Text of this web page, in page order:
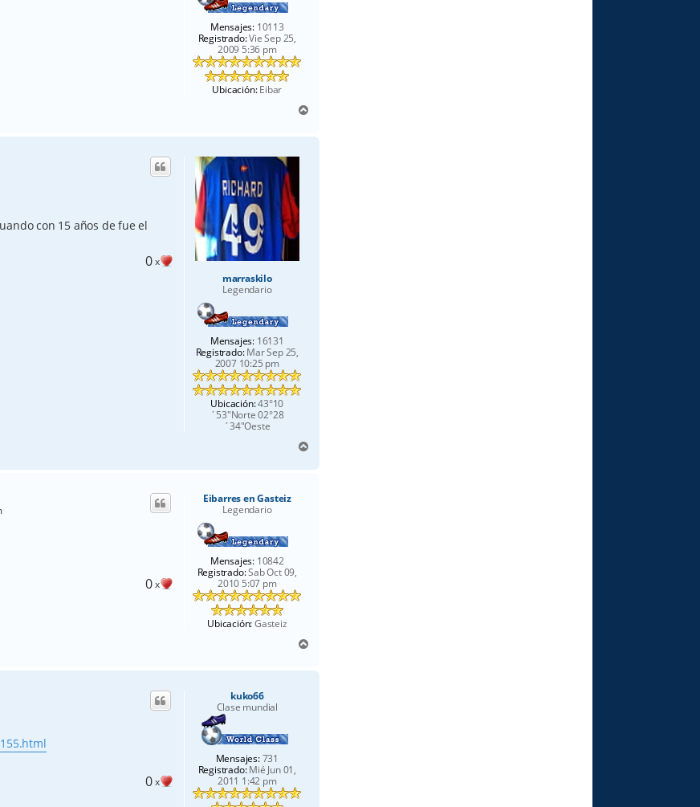
Mensajes: 10113
Registrado:Vie Sep 25,
2009 5:36 pm
Ubicación:Eibar
r
marraskilo
Legendario
Mensajes: 16131
Registrado:Mar Sep 25,
2007 10:25 pm
Ubicación:43°10
´53"Norte 02°28
´34"Oeste
con 15 años de fue el
0x
r
Eibarres en Gasteiz
Legendario
Mensajes: 10842
Registrado:Sab Oct 09,
2010 5:07 pm
Ubicación:Gasteiz
0x
r
kuko66
Clase mundial
Mensajes:731
Registrado:Mié Jun 01,
2011 1:42 pm
0x